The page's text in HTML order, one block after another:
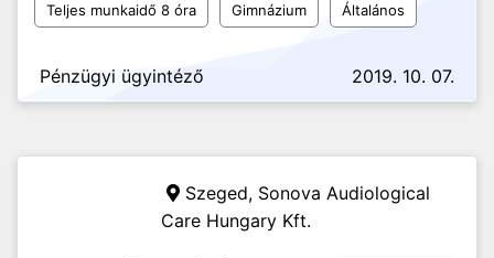
Teljes munkaidő 8 óra Gimnázium Általános
Pénzügyi ügyintéző 2019. 10. 07.
Szeged, Sonova Audiological
Care Hungary Kft.